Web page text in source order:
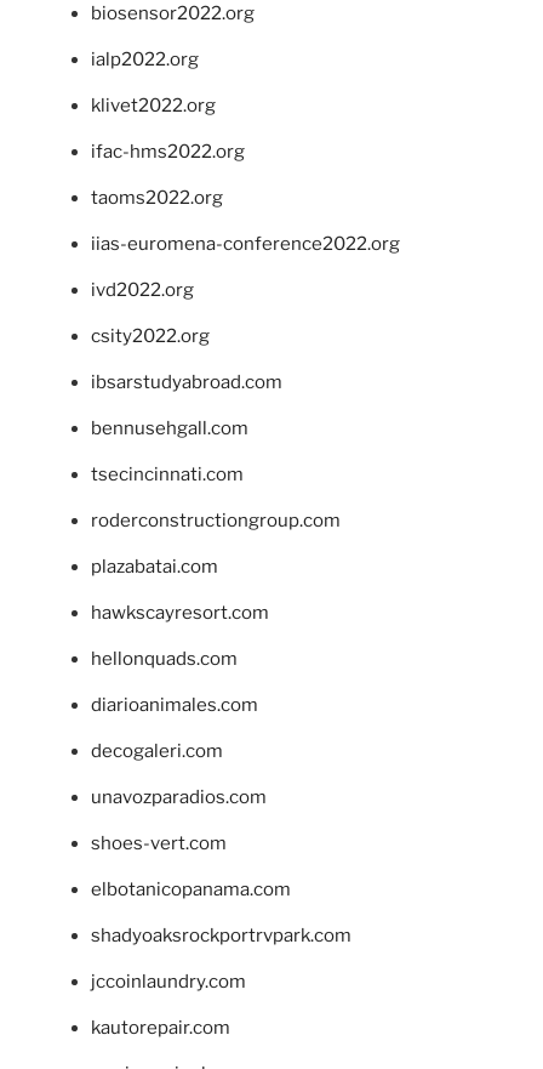
biosensor2022.org
ialp2022.org
klivet2022.org
ifac-hms2022.org
taoms2022.org
iias-euromena-conference2022.org
ivd2022.org
csity2022.org
ibsarstudyabroad.com
bennusehgall.com
tsecincinnati.com
roderconstructiongroup.com
plazabatai.com
hawkscayresort.com
hellonquads.com
diarioanimales.com
decogaleri.com
unavozparadios.com
shoes-vert.com
elbotanicopanama.com
shadyoaksrockportrvpark.com
jccoinlaundry.com
kautorepair.com